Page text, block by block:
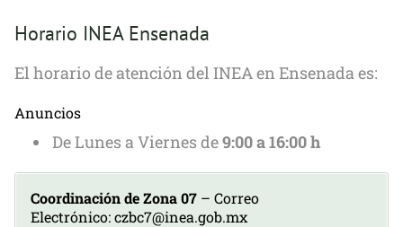
Horario INEA Ensenada
El horario de atención del INEA en Ensenada es:
Anuncios
De Lunes a Viernes de9:00 a 16:00 h
Coordinación de Zona 07 – Correo
Electrónico: czbc7@inea.gob.mx